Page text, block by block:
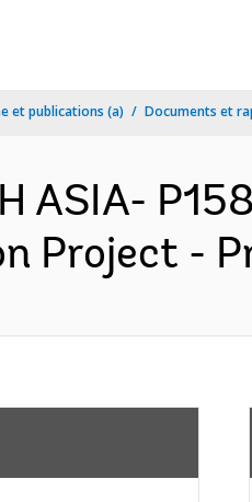
et publications (a) Documents et
ASIA-
Project -